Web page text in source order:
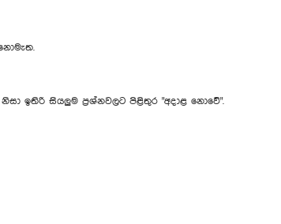
ඉතිරි සියලුම ප්‍රශ්නවලට පිළිතුර "අදාළ ‍නොවේ".